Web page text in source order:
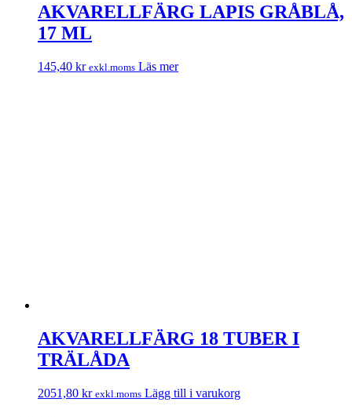
AKVARELLFÄRG LAPIS GRÅBLÅ,
17 ML
145,40 kr exkl.moms Läs mer
AKVARELLFÄRG 18 TUBER I
TRÄLÅDA
2051,80 kr exkl.moms Lägg till i varukorg